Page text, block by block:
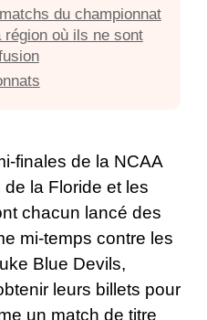
du championnat
région où ils ne sont
finales de la NCAA
la Floride et les
chacun lancé des
mi-temps contre les
Blue Devils,
leurs billets pour
un match de titre